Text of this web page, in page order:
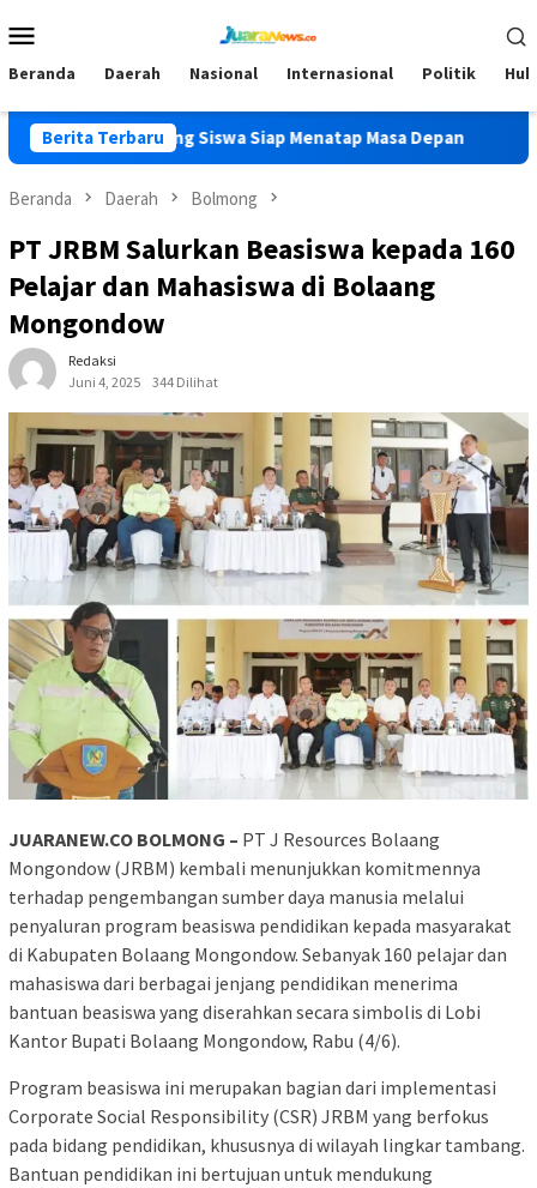
ke
Mobile
Beranda Daerah Nasional Internasional Politik
Berita Terbaru
Siswa Siap Menatap Masa Depan Kadis
Beranda Daerah Bolmong
PT JRBM Salurkan Beasiswa kepada 160
Pelajar dan Mahasiswa di Bolaang
Mongondow
Redaksi
Juni 4, 2025
344 Dilihat
JUARANEW.CO BOLMONG – PT J Resources Bolaang
Mongondow (JRBM) kembali menunjukkan komitmennya
terhadap pengembangan sumber daya manusia melalui
penyaluran program beasiswa pendidikan kepada masyarakat
di Kabupaten Bolaang Mongondow. Sebanyak 160 pelajar dan
mahasiswa dari berbagai jenjang pendidikan menerima
bantuan beasiswa yang diserahkan secara simbolis di Lobi
Kantor Bupati Bolaang Mongondow, Rabu (4/6).
Program beasiswa ini merupakan bagian dari implementasi
Corporate Social Responsibility (CSR) JRBM yang berfokus
pada bidang pendidikan, khususnya di wilayah lingkar tambang.
Bantuan pendidikan ini bertujuan untuk mendukung